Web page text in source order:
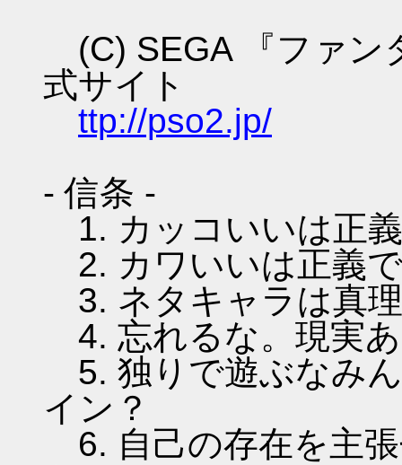
(C) SEGA 『ファン
式サイト
ttp://pso2.jp/
- 信条 -
1. カッコいいは正
2. カワいいは正義
3. ネタキャラは真
4. 忘れるな。現実
5. 独りで遊ぶなみ
イン？
6. 自己の存在を主